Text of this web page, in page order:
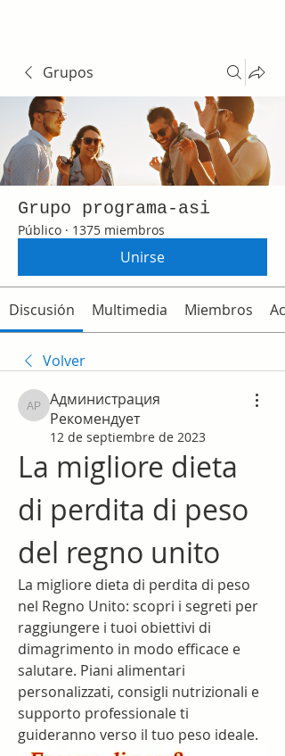
Grupos
Grupo programa-asi
Público · 1375 miembros
Unirse
Discusión Multimedia Miembros
Volver
Администрация Рекомендует
Администрация
Рекомендует
12 de septiembre de 2023
La migliore dieta
di perdita di peso
del regno unito
La migliore dieta di perdita di peso
nel Regno Unito: scopri i segreti per
raggiungere i tuoi obiettivi di
dimagrimento in modo efficace e
salutare. Piani alimentari
personalizzati, consigli nutrizionali e
supporto professionale ti
guideranno verso il tuo peso ideale.